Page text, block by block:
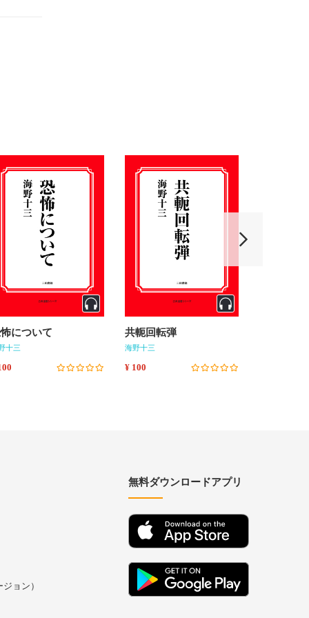
について
十三
共軛回転弾
海野十三
¥ 100
ョン）
無料ダウンロードアプリ